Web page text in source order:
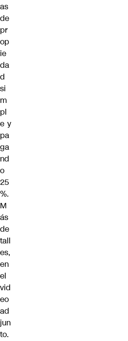
as
de
pr
op
ie
da
d
si
m
pl
e y
pa
ga
nd
o
25
%.
M
ás
de
tall
es,
en
el
vid
eo
ad
jun
to.